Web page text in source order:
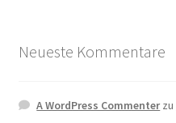
Neueste Kommentare
A WordPress Commenterzu